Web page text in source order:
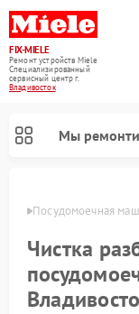
FIX-MIELE
Ремонт устройств Miele
Специализированный
cервисный центр г.
Владивосток
Мы
Посудомоечная
Чистка